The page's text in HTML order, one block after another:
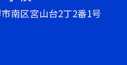
南区宮山台2丁2番1号